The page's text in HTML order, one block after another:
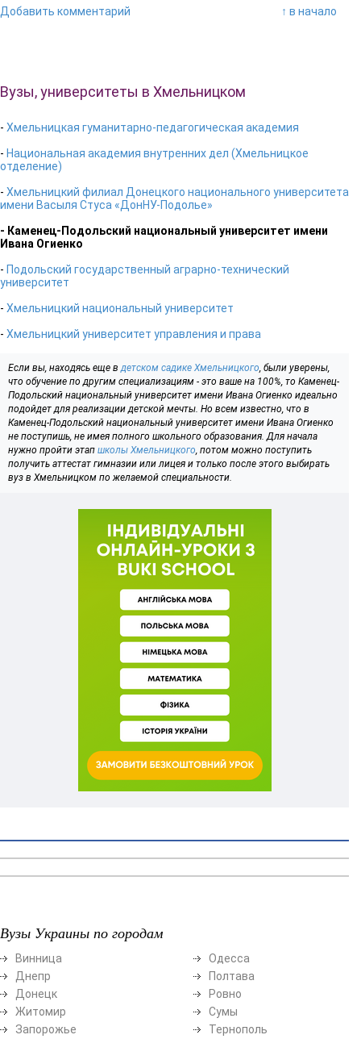
Добавить комментарий ↑ в начало
Вузы, университеты в Хмельницком
- Хмельницкая гуманитарно-педагогическая академия
- Национальная академия внутренних дел (Хмельницкое
отделение)
- Хмельницкий филиал Донецкого национального университета
имени Васыля Стуса «ДонНУ-Подолье»
- Каменец-Подольский национальный университет имени
Ивана Огиенко
- Подольский государственный аграрно-технический
университет
- Хмельницкий национальный университет
- Хмельницкий университет управления и права
Если вы, находясь еще в детском садике Хмельницкого , были уверены,
что обучение по другим специализациям - это ваше на 100%, то Каменец-
Подольский национальный университет имени Ивана Огиенко идеально
подойдет для реализации детской мечты. Но всем известно, что в
Каменец-Подольский национальный университет имени Ивана Огиенко
не поступишь, не имея полного школьного образования. Для начала
нужно пройти этап школы Хмельницкого , потом можно поступить
получить аттестат гимназии или лицея и только после этого выбирать
вуз в Хмельницком по желаемой специальности.
Вузы Украины по городам
Винница
Днепр
Донецк
Житомир
Запорожье
Одесса
Полтава
Ровно
Сумы
Тернополь